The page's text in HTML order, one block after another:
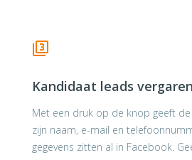
Kandidaat leads vergaren
Met een druk op de knop geeft
zijn naam, e-mail en
gegevens zitten al in Facebook.